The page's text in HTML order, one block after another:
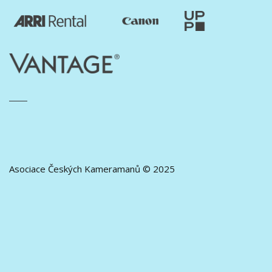
Asociace Českých Kameramanů © 2025